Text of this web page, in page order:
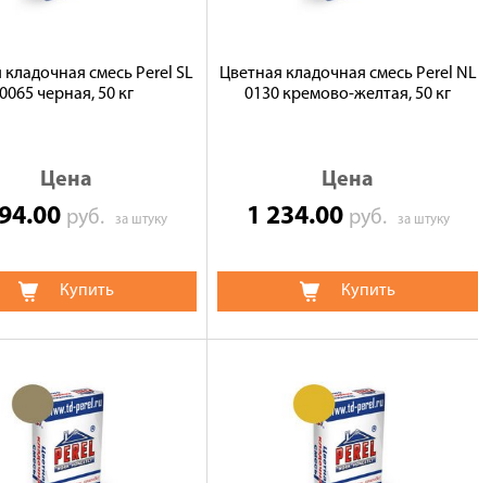
кладочная смесь Perel SL
0065 черная, 50 кг
Цена
руб.за штуку
Купить
Цветная кладочная смесь Perel NL
0130 кремово-желтая, 50 кг
Цена
1 234.00 руб. за штуку
Купить